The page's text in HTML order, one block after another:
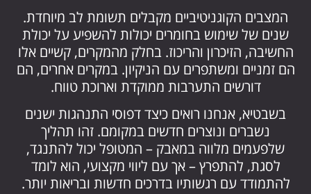
המצבים הקוגניטיביים מקבלים תשומת לב מיוחדת.
שנים של שימוש בחומרים יכולות להשפיע על יכולת
החשיבה, הזיכרון והריכוז. בחלק מהמקרים, קשיים אלו
הם זמניים ומשתפרים עם הניקיון. במקרים אחרים, הם
דורשים התערבות ממוקדת וארוכת טווח.
בשבטיא, אנחנו רואים כיצד דפוסי התנהגות ישנים
נשברים ונוצרים חדשים במקומם. זהו תהליך
שלפעמים מלווה במאבק – המטופל יכול להתנגד,
לסגת, להתפרץ – אך עם ליווי מקצועי, הוא לומד
להתמודד עם רגשותיו בדרכים חדשות ובריאות יותר.